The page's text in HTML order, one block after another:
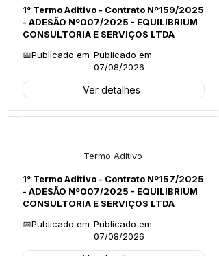
1° Termo Aditivo - Contrato Nº159/2025
- ADESÃO Nº007/2025 - EQUILIBRIUM
CONSULTORIA E SERVIÇOS LTDA
📅Publicado em Publicado em
07/08/2026
Ver detalhes
Termo Aditivo
1° Termo Aditivo - Contrato Nº157/2025
- ADESÃO Nº007/2025 - EQUILIBRIUM
CONSULTORIA E SERVIÇOS LTDA
📅Publicado em Publicado em
07/08/2026